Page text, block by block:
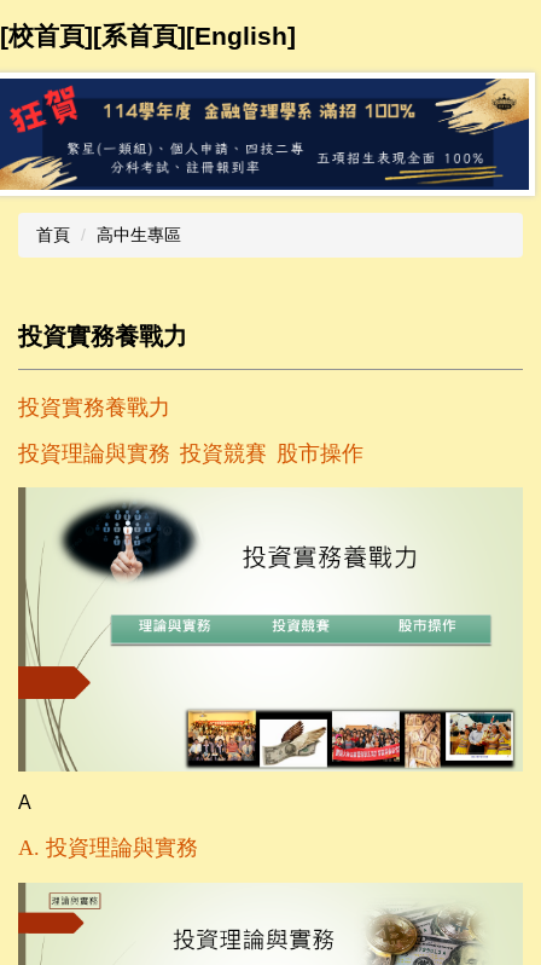
到
內
區
[校首頁][系首頁][English]​​​​
首頁 高中生專區
投資實務養戰力
投資實務養戰力
投資理論與實務 投資競賽 股市操作
A
A. 投資理論與實務